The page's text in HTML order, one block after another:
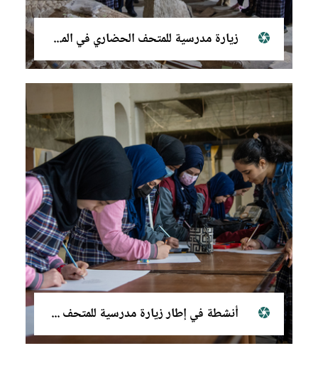
زيارة مدرسية للمتحف الحضاري في الموصل
أنشطة في إطار زيارة مدرسية للمتحف الحضاري في الموصل